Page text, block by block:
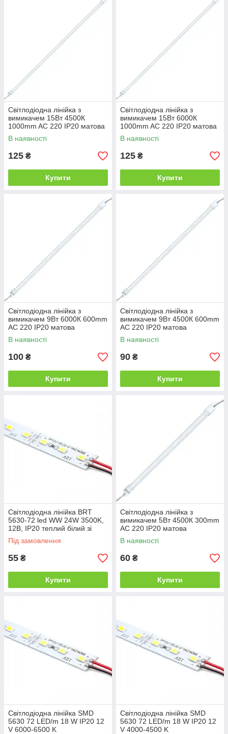
Світлодіодна лінійка з
вимикачем 15Вт 4500К
1000mm AC 220 IP20 матова
В наявності
125 ₴
Купити
Світлодіодна лінійка з
вимикачем 15Вт 6000К
1000mm AC 220 IP20 матова
В наявності
125 ₴
Купити
Світлодіодна лінійка з
вимикачем 9Вт 6000К 600mm
AC 220 IP20 матова
В наявності
100 ₴
Купити
Світлодіодна лінійка з
вимикачем 9Вт 4500К 600mm
AC 220 IP20 матова
В наявності
90 ₴
Купити
Свiтлодiодна лiнiйка BRT
5630-72 led WW 24W 3500K,
12В, IP20 теплий бiлий зi
скотчем
Під замовлення
55 ₴
Купити
Світлодіодна лінійка з
вимикачем 5Вт 4500К 300mm
AC 220 IP20 матова
В наявності
60 ₴
Купити
Світлодіодна лінійка SMD
5630 72 LED/m 18 W IP20 12
V 6000-6500 K
Світлодіодна лінійка SMD
5630 72 LED/m 18 W IP20 12
V 4000-4500 K